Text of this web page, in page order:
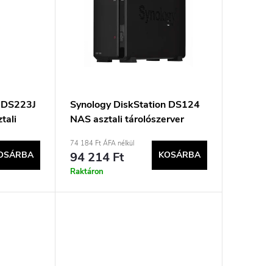
Synology DiskStation DS124
NAS asztali tárolószerver
RTD1619B
74 184 Ft ÁFA nélkül
94 214 Ft
Raktáron
KOSÁRBA